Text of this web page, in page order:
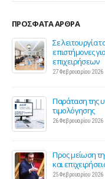
ΠΡΌΣΦΑΤΑ ΆΡΘΡΑ
Σε λειτουργία
επιστήμονες
επιχειρήσεων
27 Φεβρουαρίου 2026
Παράταση της
τιμολόγησης
26 Φεβρουαρίου 2026
Προς μείωση
και
25 Φεβρουαρίου 2026